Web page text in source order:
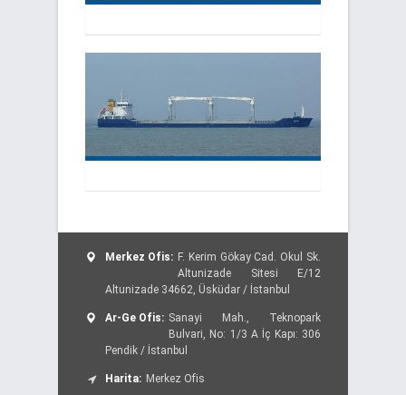
Merkez Ofis: F. Kerim Gökay Cad. Okul Sk.
Altunizade Sitesi E/12
Altunizade 34662, Üsküdar / İstanbul
Ar-Ge Ofis: Sanayi Mah., Teknopark
Bulvari, No: 1/3 A İç Kapı: 306
Pendik / İstanbul
Harita: Merkez Ofis